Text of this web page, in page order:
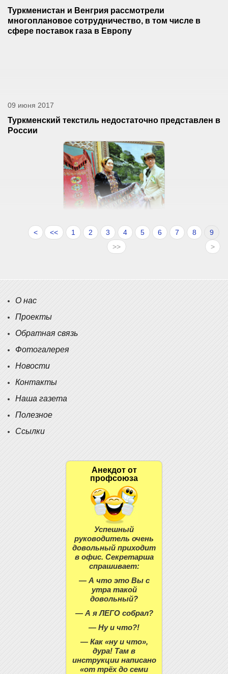
Туркменистан и Венгрия рассмотрели
многоплановое сотрудничество, в том числе в
сфере поставок газа в Европу
09 июня 2017
Туркменский текстиль недостаточно представлен в
России
<<
< 1 2 3 4 5 6 7 8
9
>
>>
О нас
Проекты
Обратная связь
Фотогалерея
Новости
Контакты
Наша газета
Полезное
Ссылки
Анекдот от
профсоюза
Успешный
руководитель очень
довольный приходит
в офис. Секретарша
спрашивает:
— А что это Вы с
утра такой
довольный?
— А я ЛЕГО собрал?
— Ну и что?!
— Как «ну и что»,
дура! Там в
инструкции написано
«от трёх до семи